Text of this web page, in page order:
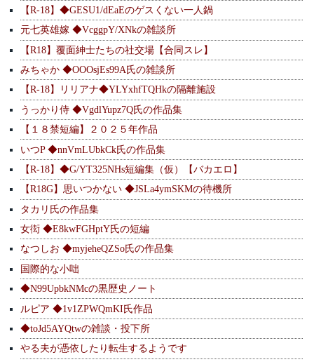
【R-18】◆GESU1/dEaEのゲスくない一人鍋
元七英雄嫁 ◆VcggpY/XNkの雑談所
【R18】覆面紳士たちの社交場【合同スレ】
みちゃか ◆OOOsjEs99A氏の雑談所
【R-18】リリアナ◆YLYxhfTQHkの隔離施設
うっかり侍 ◆VgdlYupz7Q氏の作品集
【１８禁短編】２０２５年作品
いつP ◆nnVmLUbkCk氏の作品集
【R-18】◆G/YT325NHs短編集（仮）【バカエロ】
【R18G】思いつかない ◆JSLa4ymSKMの待機所
タカリ氏の作品集
女衒 ◆E8kwFGHptY氏の短編
なつしお ◆myjeheQZSo氏の作品集
国際的な小咄
◆N99UpbkNMcの黒歴史ノート
ルピア ◆1v1ZPWQmKI氏作品
◆toJd5AYQtwの雑談・投下所
やる夫が憑依したり転生するようです